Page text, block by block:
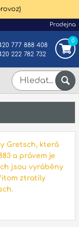
Prodejna
0
777 888 408
222 782 732
Gretsch, která
a právem je
jsou vyráběny
ztratily